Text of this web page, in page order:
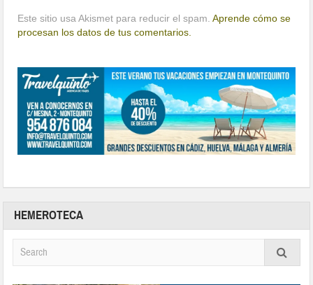
Este sitio usa Akismet para reducir el spam.Aprende cómo se
procesan los datos de tus comentarios.
HEMEROTECA